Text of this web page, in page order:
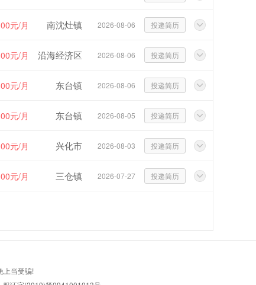
元/月 南沈灶镇 2026-08-06 投递简历
元/月 沿海经济区 2026-08-06 投递简历
元/月 东台镇 2026-08-06 投递简历
元/月 东台镇 2026-08-05 投递简历
元/月 兴化市 2026-08-03 投递简历
元/月 三仓镇 2026-07-27 投递简历
上当受骗!